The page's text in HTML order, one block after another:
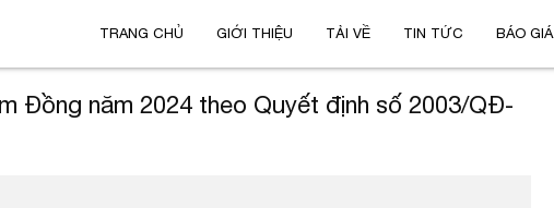
TRANG CHỦ GIỚI THIỆU TẢI VỀ TIN TỨC BÁO GIÁ
Đồng năm 2024 theo Quyết định số 2003/QĐ-